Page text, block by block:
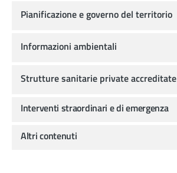
Pianificazione e governo del territorio
Informazioni ambientali
Strutture sanitarie private accreditate
Interventi straordinari e di emergenza
Altri contenuti